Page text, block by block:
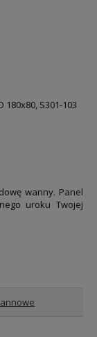
S301-103
wanny. Panel
uroku Twojej